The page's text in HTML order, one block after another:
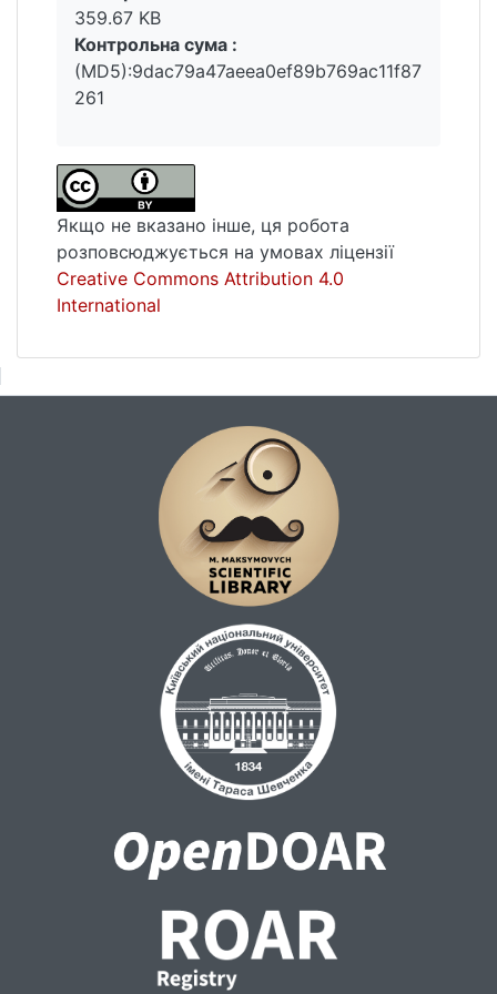
359.67 KB
Контрольна сума :
(MD5):9dac79a47aeea0ef89b769ac11f87
261
Якщо не вказано інше, ця робота
розповсюджується на умовах ліцензії
Creative Commons Attribution 4.0
International